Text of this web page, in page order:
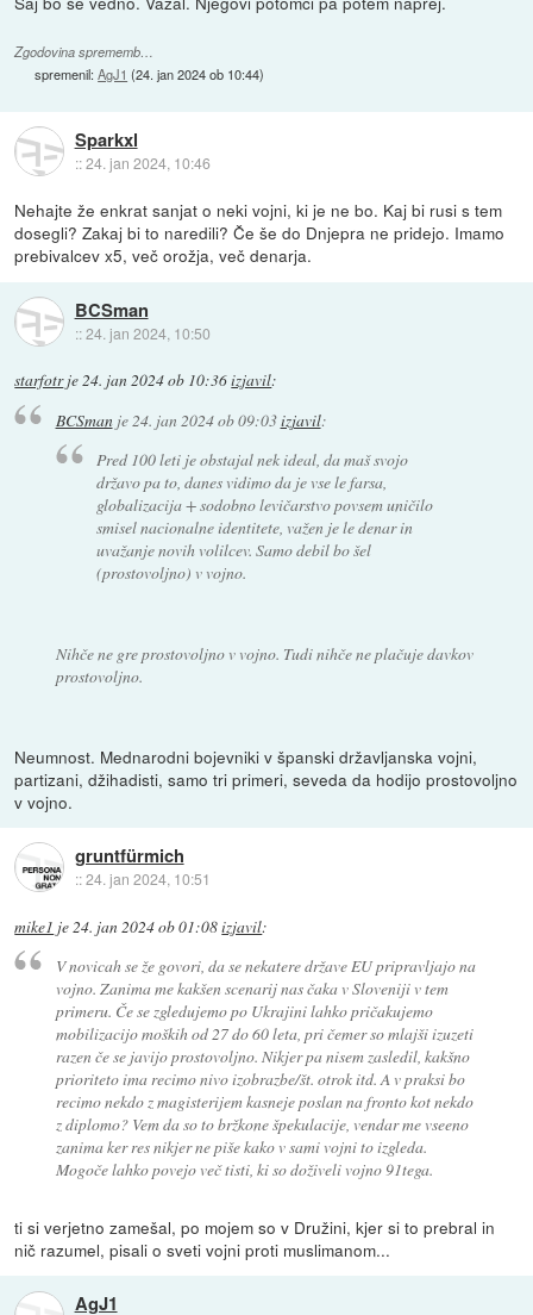
Zgodovina sprememb…
spremenil:AgJ1 (24. jan 2024 ob 10:44)
Sparkxl
::24. jan 2024, 10:46
Nehajte že enkrat sanjat o neki vojni, ki je ne bo. Kaj bi rusi s tem
dosegli? Zakaj bi to naredili? Če še do Dnjepra ne pridejo. Imamo
prebivalcev x5, več orožja, več denarja.
BCSman
::24. jan 2024, 10:50
starfotrje24. jan 2024 ob 10:36izjavil:
BCSmanje24. jan 2024 ob 09:03izjavil:
Pred 100 leti je obstajal nek ideal, da maš svojo
državo pa to, danes vidimo da je vse le farsa,
globalizacija + sodobno levičarstvo povsem uničilo
smisel nacionalne identitete, važen je le denar in
uvažanje novih volilcev. Samo debil bo šel
(prostovoljno) v vojno.
Nihče ne gre prostovoljno v vojno. Tudi nihče ne plačuje davkov
prostovoljno.
Neumnost. Mednarodni bojevniki v španski državljanska vojni,
partizani, džihadisti, samo tri primeri, seveda da hodijo prostovoljno
v vojno.
gruntfürmich
::24. jan 2024, 10:51
mike1 je 24. jan 2024 ob 01:08izjavil:
V novicah se že govori, da se nekatere države EU pripravljajo na
vojno. Zanima me kakšen scenarij nas čaka v Sloveniji v tem
primeru. Če se zgledujemo po Ukrajini lahko pričakujemo
mobilizacijo moških od 27 do 60 leta, pri čemer so mlajši izuzeti
razen če se javijo prostovoljno. Nikjer pa nisem zasledil, kakšno
prioriteto ima recimo nivo izobrazbe/št. otrok itd. A v praksi bo
recimo nekdo z magisterijem kasneje poslan na fronto kot nekdo
z diplomo? Vem da so to bržkone špekulacije, vendar me vseeno
zanima ker res nikjer ne piše kako v sami vojni to izgleda.
Mogoče lahko povejo več tisti, ki so doživeli vojno 91tega.
ti si verjetno zamešal, po mojem so v Družini, kjer si to prebral in
nič razumel, pisali o sveti vojni proti muslimanom...
AgJ1